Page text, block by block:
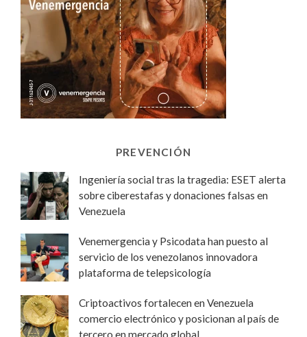
PREVENCIÓN
Ingeniería social tras la tragedia: ESET alerta
sobre ciberestafas y donaciones falsas en
Venezuela
Venemergencia y Psicodata han puesto al
servicio de los venezolanos innovadora
plataforma de telepsicología
Criptoactivos fortalecen en Venezuela
comercio electrónico y posicionan al país de
tercero en mercado global